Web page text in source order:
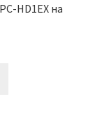
HD1EX на